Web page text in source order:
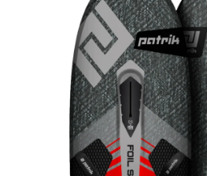
5,0
z
5
hvězdiček.